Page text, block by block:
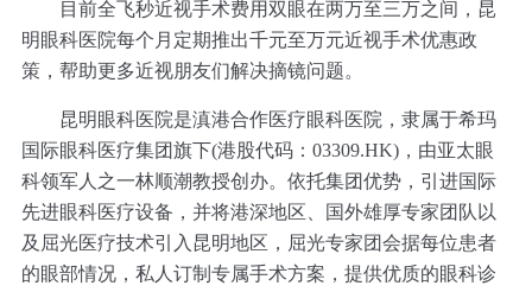
目前全飞秒近视手术费用双眼在两万至三万之间，昆
明眼科医院每个月定期推出千元至万元近视手术优惠政
策，帮助更多近视朋友们解决摘镜问题。
昆明眼科医院是滇港合作医疗眼科医院，隶属于希玛
国际眼科医疗集团旗下(港股代码：03309.HK)，由亚太眼
科领军人之一林顺潮教授创办。依托集团优势，引进国际
先进眼科医疗设备，并将港深地区、国外雄厚专家团队以
及屈光医疗技术引入昆明地区，屈光专家团会据每位患者
的眼部情况，私人订制专属手术方案，提供优质的眼科诊